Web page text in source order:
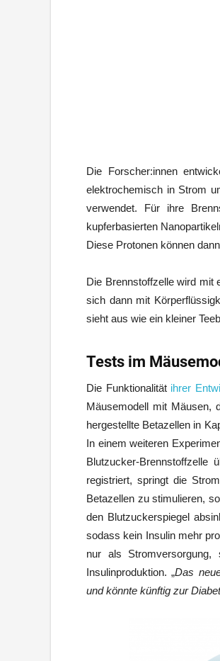
Die Forscher:innen
elektrochemisch in Strom
verwendet. Für ihre
kupferbasierten
Diese Protonen können
Die Brennstoffzelle wird mit
sich dann mit
sieht aus wie ein kleiner
Tests im
Die Funktionalität ihrer
Mäusemodell mit Mäusen,
hergestellte Betazellen in
In einem weiteren
Blutzucker-Brennstoffzelle
registriert, springt die
Betazellen zu stimulieren,
den Blutzuckerspiegel
sodass kein Insulin mehr
nur als
Insulinproduktion. „Das
und könnte künftig zur